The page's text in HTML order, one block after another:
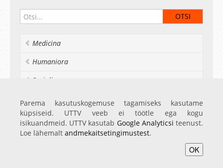
Medicina
Humaniora
Socialia
Realia et naturalia
Ülikoolist veel
Parema kasutuskogemuse tagamiseks kasutame
küpsiseid. UTTV veeb ei töötle ega kogu
isikuandmeid. UTTV kasutab Google Analyticsi teenust.
Loe lähemalt andmekaitsetingimustest.
OK